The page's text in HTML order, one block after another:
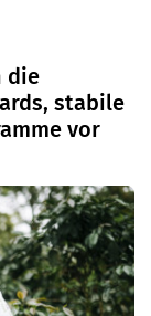
die
stabile
vor